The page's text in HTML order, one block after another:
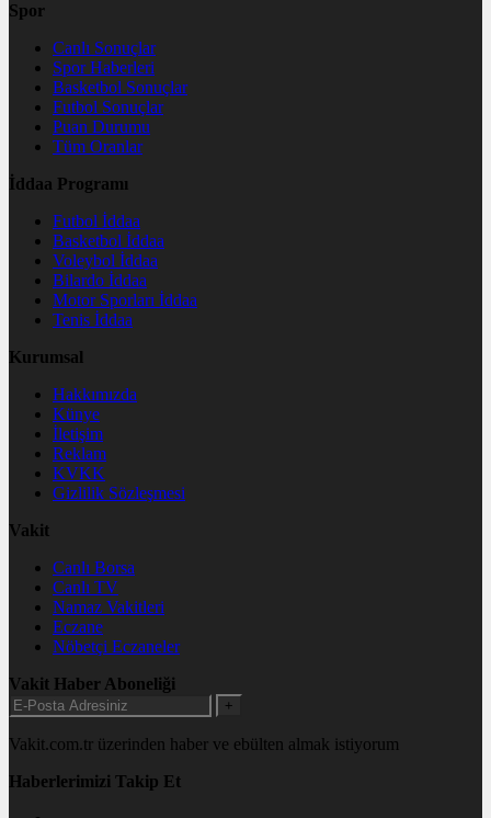
Spor
Canlı Sonuçlar
Spor Haberleri
Basketbol Sonuçlar
Futbol Sonuçlar
Puan Durumu
Tüm Oranlar
İddaa Programı
Futbol İddaa
Basketbol İddaa
Voleybol İddaa
Bilardo İddaa
Motor Sporları İddaa
Tenis İddaa
Kurumsal
Hakkımızda
Künye
İletişim
Reklam
KVKK
Gizlilik Sözleşmesi
Vakit
Canlı Borsa
Canlı TV
Namaz Vakitleri
Eczane
Nöbetçi Eczaneler
Vakit Haber Aboneliği
+
Vakit.com.tr üzerinden haber ve ebülten almak istiyorum
Haberlerimizi Takip Et